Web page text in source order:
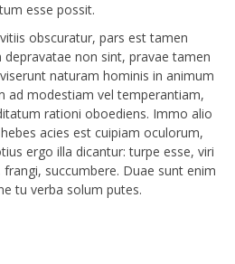
esse possit.
obscuratur, pars est tamen
depravatae non sint, pravae tamen
naturam hominis in animum
ad modestiam vel temperantiam,
rationi oboediens. Immo alio
acies est cuipiam oculorum,
ergo illa dicantur: turpe esse, viri
succumbere. Duae sunt enim
tu verba solum putes.